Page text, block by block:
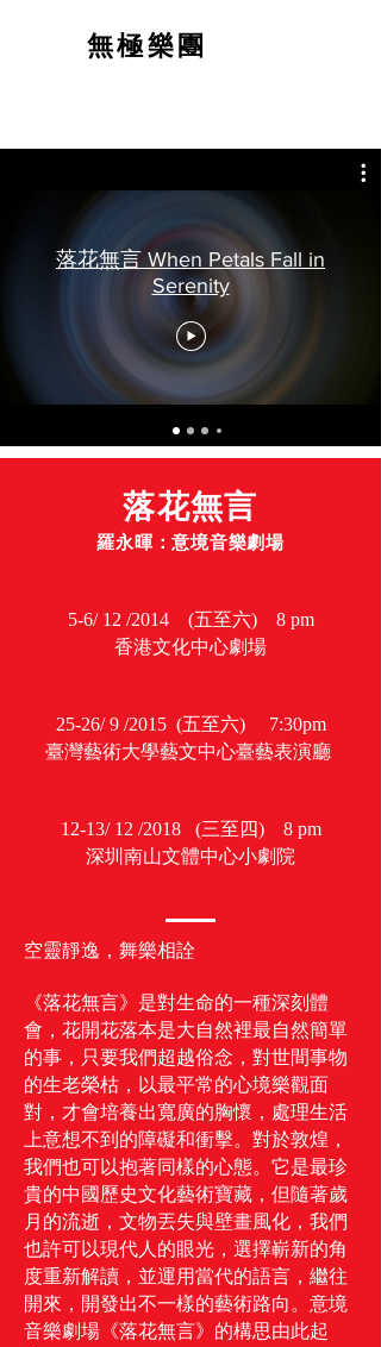
無極樂團
落花無言 When Petals Fall in
Serenity
落花無言
羅永暉：意境音樂劇場
5-6/ 12 /2014 (五至六) 8 pm
香港文化中心劇場
25-26/ 9 /2015 (五至六) 7:30pm
臺灣藝術大學藝文中心臺藝表演廳
12-13/ 12 /2018 (三至四) 8 pm
深圳南山文體中心小劇院
空靈靜逸，舞樂相詮
《落花無言》是對生命的一種深刻體
會，花開花落本是大自然裡最自然簡單
的事，只要我們超越俗念，對世間事物
的生老榮枯，以最平常的心境樂觀面
對，才會培養出寬廣的胸懷，處理生活
上意想不到的障礙和衝擊。對於敦煌，
我們也可以抱著同樣的心態。它是最珍
貴的中國歷史文化藝術寶藏，但隨著歲
月的流逝，文物丟失與壁畫風化，我們
也許可以現代人的眼光，選擇嶄新的角
度重新解讀，並運用當代的語言，繼往
開來，開發出不一樣的藝術路向。意境
音樂劇場《落花無言》的構思由此起